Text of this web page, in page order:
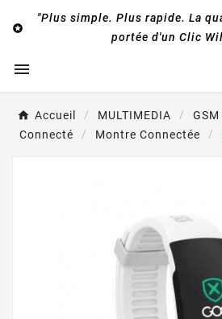

"Plus simple. Plus rapide. La
portée d'un Clic

Accueil MULTIMEDIA GSM
Connecté
Montre Connectée